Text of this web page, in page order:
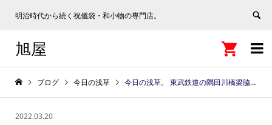
明治時代から続く祝儀袋・和小物の専門店。

旭屋 
ブログ 今日の浅草 今日の浅草。 東武鉄道の隅田川橋梁脇に2020年に新設された歩道橋「すみだリバーウォーク」を沢山の方が行き来し、隅田公園の桜をみて楽しんでいます。すみだリバーウォークは7時から22時まで開門しており、徒歩で浅草寺から東京スカイツリーまで最短で行くことができます。全長約160メートルの遊歩道内のガラス床からは隅田川の水面や運航中の船を覗くことができます。 #正しく恐れてしっかり対策お願いします #浅草 #asakusa #tokyo #japan #ウィズコロナ https://e-asakusa.jp
2022.03.20